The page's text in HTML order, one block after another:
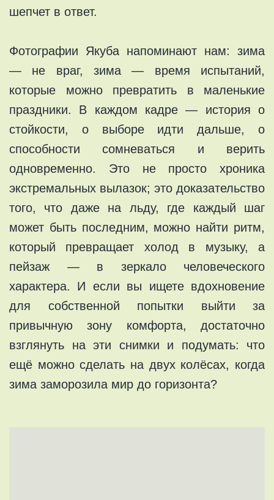
шепчет в ответ.
Фотографии Якуба напоминают нам: зима
— не враг, зима — время испытаний,
которые можно превратить в маленькие
праздники. В каждом кадре — история о
стойкости, о выборе идти дальше, о
способности сомневаться и верить
одновременно. Это не просто хроника
экстремальных вылазок; это доказательство
того, что даже на льду, где каждый шаг
может быть последним, можно найти ритм,
который превращает холод в музыку, а
пейзаж — в зеркало человеческого
характера. И если вы ищете вдохновение
для собственной попытки выйти за
привычную зону комфорта, достаточно
взглянуть на эти снимки и подумать: что
ещё можно сделать на двух колёсах, когда
зима заморозила мир до горизонта?